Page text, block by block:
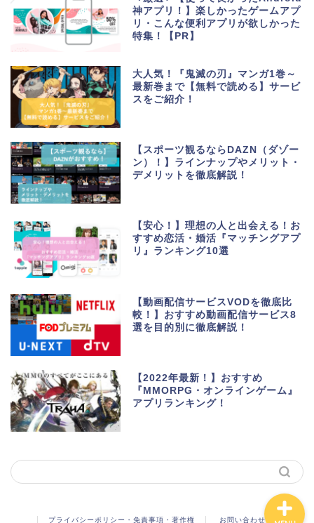
神アプリ！】楽しかったゲームアプ
リ・こんな便利アプリが欲しかった
特集！【PR】
大人気！『鬼滅の刃』マンガ1巻～
最新巻まで【無料で読める】サービ
スをご紹介！
【スポーツ観るならDAZN（ダゾー
ン）！】ラインナップやメリット・
デメリットを徹底解説！
【安心！】理想の人と出会える！お
すすめ恋活・婚活『マッチングアプ
リ』ランキング10選
【動画配信サービスVODを徹底比
較！】おすすめ動画配信サービス8
選を目的別に徹底解説！
【2022年最新！】おすすめ
『MMORPG・オンラインゲーム』
アプリランキング！
プライバシーポリシー・免責事項・著作権 お問い合わせ
アプリ
ポイントサイト・お小遣
美容・健康・マッチング
動画・マンガ配信サービ